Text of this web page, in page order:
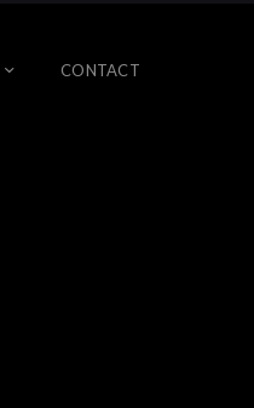
CONTACT